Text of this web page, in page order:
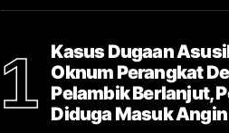
1
Kasus Dugaan
Oknum Perangkat
Pelambik Berlanjut,
Diduga Masuk Angin